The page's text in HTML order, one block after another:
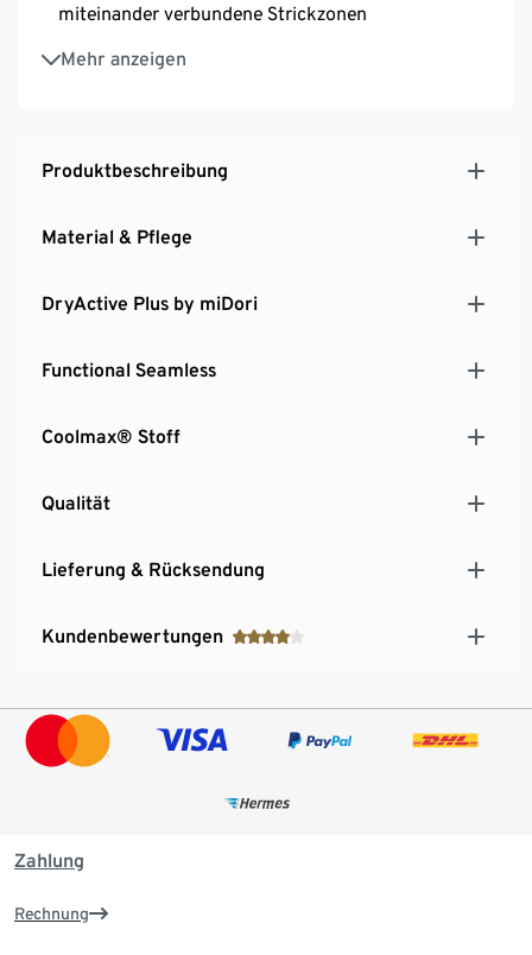
miteinander verbundene Strickzonen
Mehr anzeigen
Mit Markenelasthan: formbeständig, perfekter Sitz
bei voller Bewegungsfreiheit
Produktbeschreibung
Material & Pflege
DryActive Plus by miDori
Functional Seamless
Coolmax® Stoff
Qualität
Lieferung & Rücksendung
Kundenbewertungen
Zahlung
Rechnung